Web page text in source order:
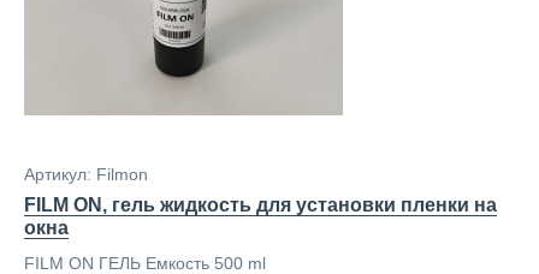
Артикул: Filmon
FILM ON, гель жидкость для установки пленки на
окна
FILM ON ГЕЛЬ Емкость 500 ml